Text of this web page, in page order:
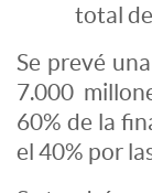
total
Se prevé
7.000
60% de la
el 40% por